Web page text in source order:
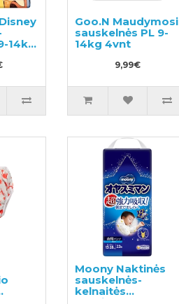
14kg
Goo.N Maudymosi
sauskelnės PL 9-
14kg 4vnt
9,99€
Moony Naktinės
sauskelnės-
kelnaitės